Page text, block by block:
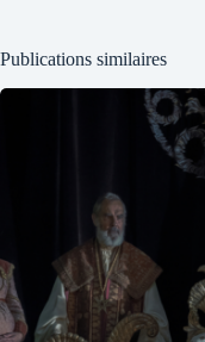
Publications similaires